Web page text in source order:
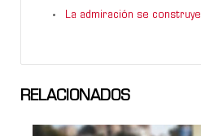
La admiración se construye
RELACIONADOS